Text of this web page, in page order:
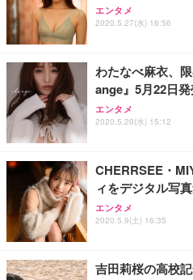
エンタメ
2020.5.27(水) 16:56
わたなべ麻衣、
ange』5月22日
エンタメ
2020.5.20(水) 15:12
CHERRSEE・
ィをデジタル写
エンタメ
2020.5.9(土) 16:35
吉田莉桜の高校